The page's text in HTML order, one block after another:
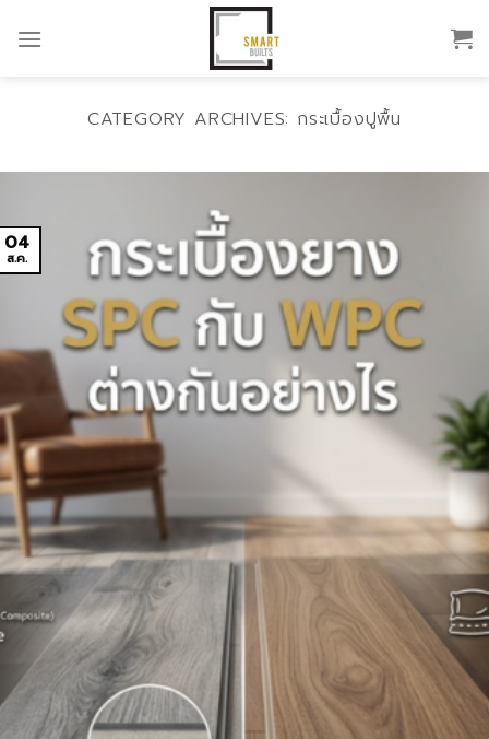
CATEGORY ARCHIVES: กระเบื้องปูพื้น
04
ส.ค.